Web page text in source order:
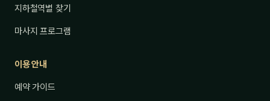
지하철역별 찾기
마사지 프로그램
이용 안내
예약 가이드